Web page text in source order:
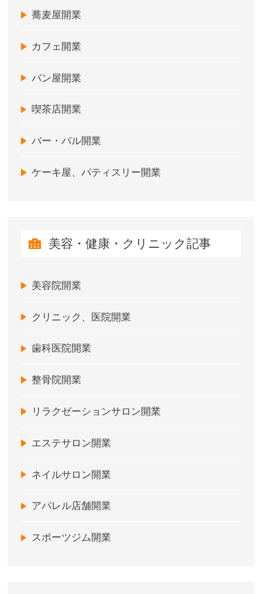
蕎麦屋開業
カフェ開業
パン屋開業
喫茶店開業
バー・バル開業
ケーキ屋、パティスリー開業
美容・健康・クリニック記事
美容院開業
クリニック、医院開業
歯科医院開業
整骨院開業
リラクゼーションサロン開業
エステサロン開業
ネイルサロン開業
アパレル店舗開業
スポーツジム開業